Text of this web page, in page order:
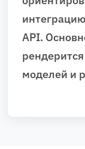
API.
моделей и